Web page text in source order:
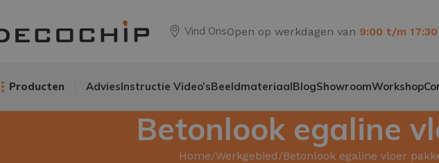
Vind OnsOpen op werkdagen van 9:00 t/m 17:30
Producten AdviesInstructie Video’sBeeldmateriaalBlogShowroomWorkshop
Betonlook egaline
Home Werkgebied Betonlook egaline vloer